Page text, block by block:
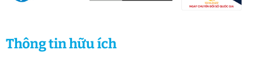
Thông tin hữu ích